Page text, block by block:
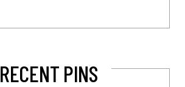
RECENT PINS